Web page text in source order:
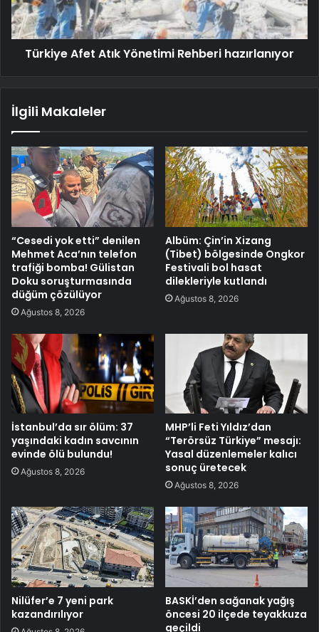
Türkiye Afet Atık Yönetimi Rehberi hazırlanıyor
İlgili Makaleler
“Cesedi yok etti” denilen
Mehmet Aca’nın telefon
trafiği bomba! Gülistan
Doku soruşturmasında
düğüm çözülüyor
Ağustos 8, 2026
Albüm: Çin’in Xizang
(Tibet) bölgesinde Ongkor
Festivali bol hasat
dilekleriyle kutlandı
Ağustos 8, 2026
İstanbul’da sır ölüm: 37
yaşındaki kadın savcının
evinde ölü bulundu!
Ağustos 8, 2026
MHP’li Feti Yıldız’dan
“Terörsüz Türkiye” mesajı:
Yasal düzenlemeler kalıcı
sonuç üretecek
Ağustos 8, 2026
Nilüfer’e 7 yeni park
kazandırılıyor
BASKİ’den sağanak yağış
öncesi 20 ilçede teyakkuza
geçildi